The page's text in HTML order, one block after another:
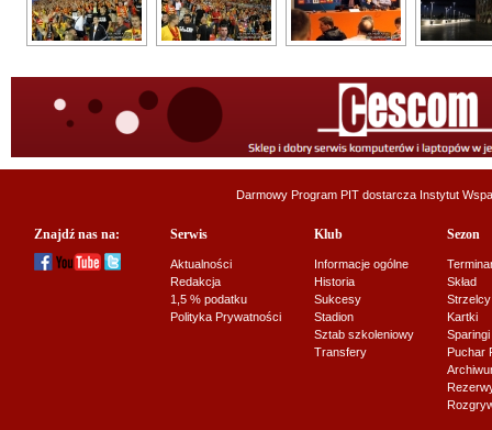
Darmowy Program PIT dostarcza Instytut
Znajdź nas na: Serwis
Aktualności
Redakcja
1,5 % podatku
Polityka Prywatności
Klub
Informacje ogólne
Historia
Sukcesy
Stadion
Sztab szkoleniowy
Transfery
Sezon
Skład
Strzelcy
Kartki
Sparingi
Puchar